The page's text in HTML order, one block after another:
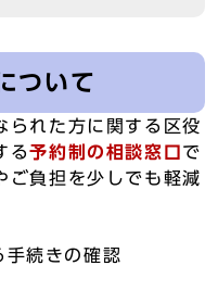
ついて
られた方に関する区役
る予約制の相談窓口 で
ご負担を少しでも軽減
手続きの確認